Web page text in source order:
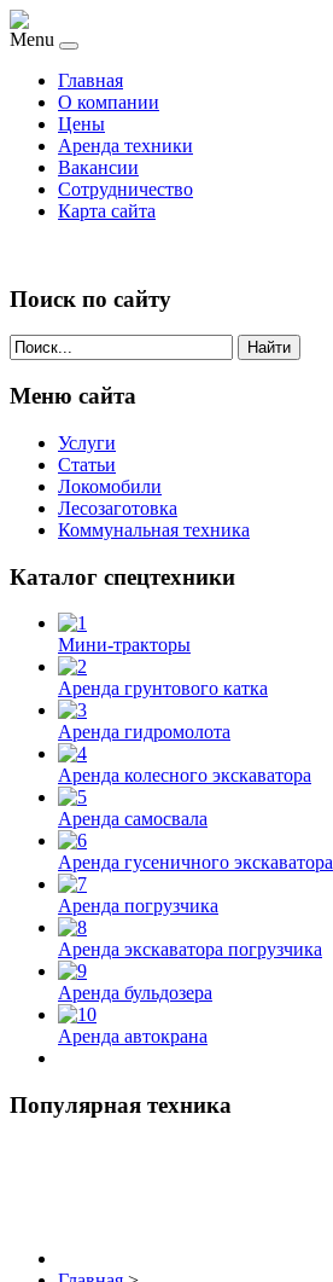
Menu
Главная
О компании
Цены
Аренда техники
Вакансии
Сотрудничество
Карта сайта
Поиск по сайту
Найти
Меню сайта
Услуги
Статьи
Локомобили
Лесозаготовка
Коммунальная техника
Каталог спецтехники
Мини-тракторы
Аренда грунтового катка
Аренда гидромолота
Аренда колесного экскаватора
Аренда самосвала
Аренда гусеничного экскаватора
Аренда погрузчика
Аренда экскаватора погрузчика
Аренда бульдозера
Аренда автокрана
Популярная техника